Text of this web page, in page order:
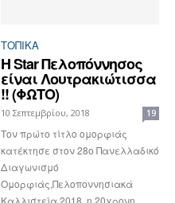
ΤΟΠΙΚΑ
H Star Πελοπόννησος
είναι Λουτρακιώτισσα
!! (ΦΩΤΟ)
10 Σεπτεμβρίου, 2018 19
Τον πρώτο τίτλο ομορφιάς
κατέκτησε στον 28ο Πανελλαδικό
Διαγωνισμό
Ομορφιάς,Πελοποννησιακά
Καλλιστεία 2018, η 20χρονη